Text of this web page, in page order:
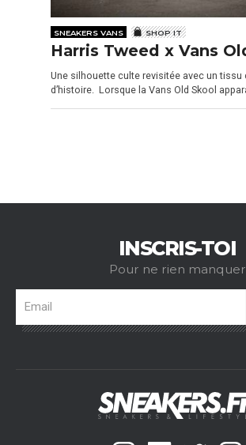
SNEAKERS VANS SHOP IT
Harris Tweed x Vans
Une silhouette culte revisitée avec un tissu
d’histoire. Lorsque la Vans Old Skool
INSCRIS-TOI
Pour ne rien manquer